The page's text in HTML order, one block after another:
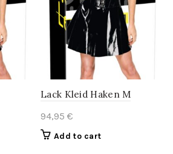
Lack Kleid Haken M
94,95 €
Add to cart